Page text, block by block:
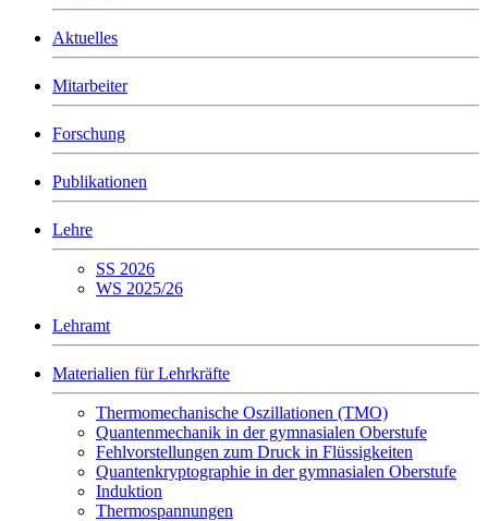
Aktuelles
Mitarbeiter
Forschung
Publikationen
Lehre
SS 2026
WS 2025/26
Lehramt
Materialien für Lehrkräfte
Thermomechanische Oszillationen (TMO)
Quantenmechanik in der gymnasialen Oberstufe
Fehlvorstellungen zum Druck in Flüssigkeiten
Quantenkryptographie in der gymnasialen Oberstufe
Induktion
Thermospannungen